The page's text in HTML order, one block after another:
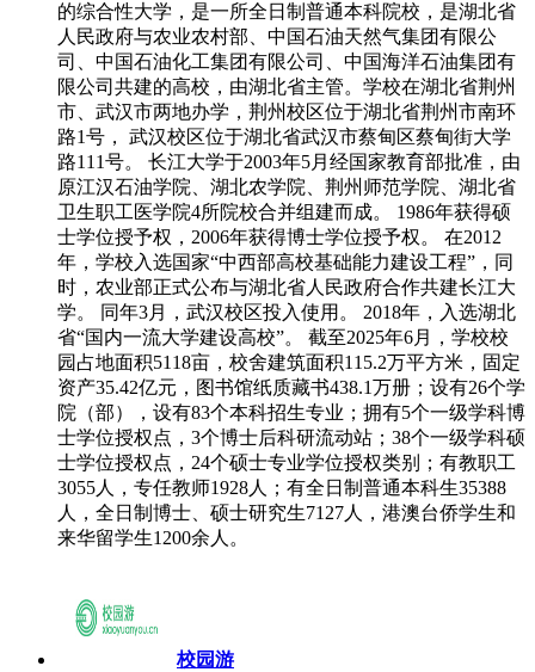
的综合性大学，是一所全日制普通本科院校，是湖北省
人民政府与农业农村部、中国石油天然气集团有限公
司、中国石油化工集团有限公司、中国海洋石油集团有
限公司共建的高校，由湖北省主管。学校在湖北省荆州
市、武汉市两地办学，荆州校区位于湖北省荆州市南环
路1号， 武汉校区位于湖北省武汉市蔡甸区蔡甸街大学
路111号。 长江大学于2003年5月经国家教育部批准，由
原江汉石油学院、湖北农学院、荆州师范学院、湖北省
卫生职工医学院4所院校合并组建而成。 1986年获得硕
士学位授予权，2006年获得博士学位授予权。 在2012
年，学校入选国家“中西部高校基础能力建设工程”，同
时，农业部正式公布与湖北省人民政府合作共建长江大
学。 同年3月，武汉校区投入使用。 2018年，入选湖北
省“国内一流大学建设高校”。 截至2025年6月，学校校
园占地面积5118亩，校舍建筑面积115.2万平方米，固定
资产35.42亿元，图书馆纸质藏书438.1万册；设有26个学
院（部），设有83个本科招生专业；拥有5个一级学科博
士学位授权点，3个博士后科研流动站；38个一级学科硕
士学位授权点，24个硕士专业学位授权类别；有教职工
3055人，专任教师1928人；有全日制普通本科生35388
人，全日制博士、硕士研究生7127人，港澳台侨学生和
来华留学生1200余人。
校园游